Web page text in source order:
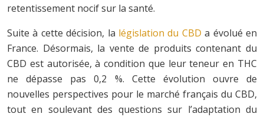
retentissement nocif sur la santé.
Suite à cette décision, la législation du CBD a évolué en
France. Désormais, la vente de produits contenant du
CBD est autorisée, à condition que leur teneur en THC
ne dépasse pas 0,2 %. Cette évolution ouvre de
nouvelles perspectives pour le marché français du CBD,
tout en soulevant des questions sur l’adaptation du